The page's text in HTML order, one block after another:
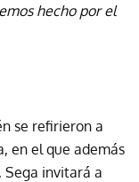
hecho por el
se refirieron a
en el que además
Sega invitará a